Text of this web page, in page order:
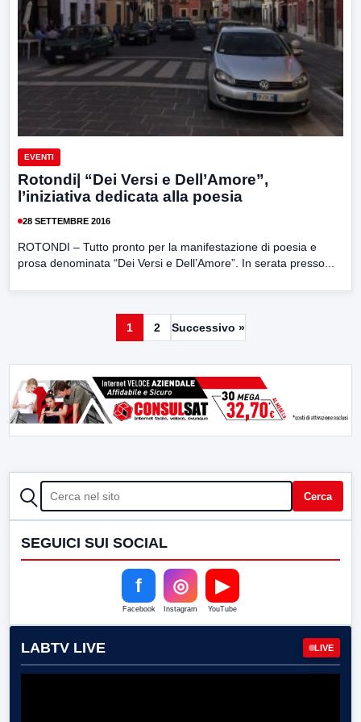
EVENTI
Rotondi| “Dei Versi e Dell’Amore”,
l’iniziativa dedicata alla poesia
28 SETTEMBRE 2016
ROTONDI – Tutto pronto per la manifestazione di poesia e
prosa denominata “Dei Versi e Dell’Amore”. In serata presso...
1 2 Successivo »
CERCA Cerca
SEGUICI SUI SOCIAL
f
Facebook
◎
Instagram
▶
YouTube
LABTV LIVE LIVE